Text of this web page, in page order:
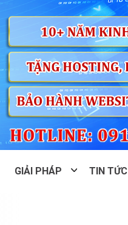
GIẢI PHÁP TIN TỨC